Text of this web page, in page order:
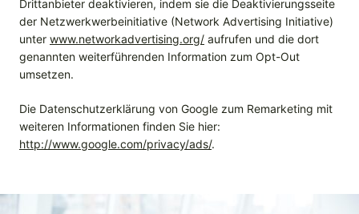
Drittanbieter deaktivieren, indem sie die Deaktivierungsseite
der Netzwerkwerbeinitiative (Network Advertising Initiative)
unter www.networkadvertising.org/ aufrufen und die dort
genannten weiterführenden Information zum Opt-Out
umsetzen.
Die Datenschutzerklärung von Google zum Remarketing mit
weiteren Informationen finden Sie hier:
http://www.google.com/privacy/ads/.